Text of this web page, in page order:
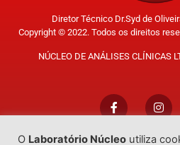
Diretor Técnico Dr.Syd de
Copyright © 2022. Todos os direitos
NÚCLEO DE ANÁLISES CLÍNICAS
O Laboratório Núcleo utiliza